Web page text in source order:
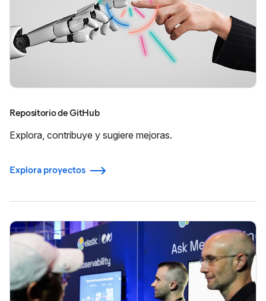
Repositorio de GitHub
Explora, contribuye y sugiere mejoras.
Explora proyectos